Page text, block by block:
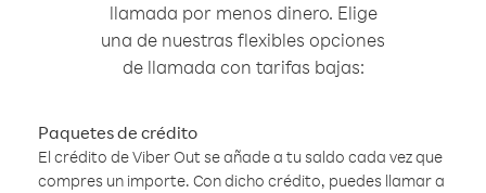
llamada por menos dinero. Elige
una de nuestras flexibles opciones
de llamada con tarifas bajas:
Paquetes de crédito
El crédito de Viber Out se añade a tu saldo cada vez que
compres un importe. Con dicho crédito, puedes llamar a